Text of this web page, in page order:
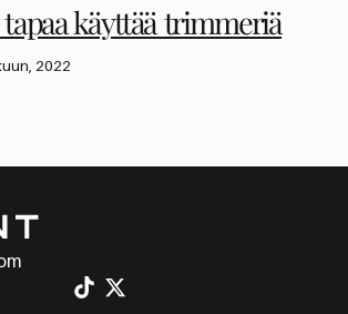
käyttää trimmeriä
2022